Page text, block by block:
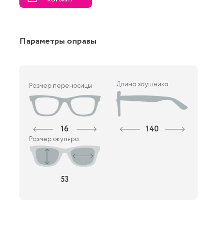
Параметры оправы
Размер переносицы
16
Длина заушника
140
Размер окуляра
53